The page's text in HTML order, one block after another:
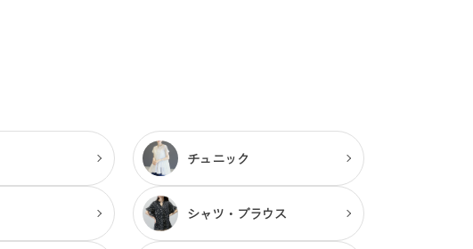
チュニック
シャツ・ブラウス